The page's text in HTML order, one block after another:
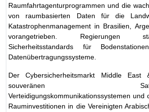
Raumfahrtagenturprogrammen und die
von raumbasierten Daten für die
Katastrophenmanagement in Brasilien,
vorangetrieben. Regierungen
Sicherheitsstandards für
Datenübertragungssysteme.
Der Cybersicherheitsmarkt Middle
souveränen
Verteidigungskommunikationssystemen und
Rauminvestitionen in die Vereinigten